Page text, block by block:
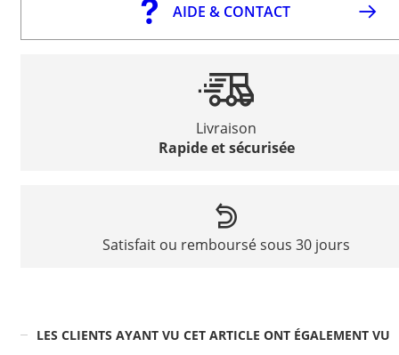
AIDE & CONTACT
Livraison
Rapide et sécurisée
Satisfait ou remboursé sous 30 jours
LES CLIENTS AYANT VU CET ARTICLE ONT ÉGALEMENT VU